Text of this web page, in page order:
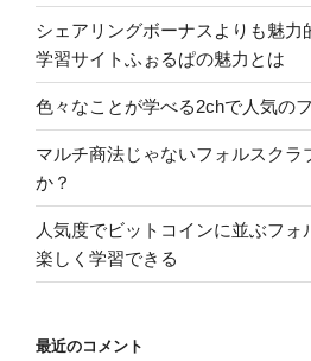
シェアリングボーナスよりも魅力
学習サイトふぉるぱの魅力とは
色々なことが学べる2chで人気の
マルチ商法じゃないフォルスクラ
か？
人気度でビットコインに並ぶフ
楽しく学習できる
最近のコメント